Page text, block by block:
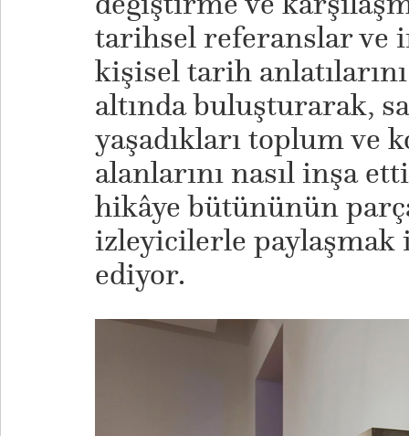
tarihsel referanslar ve
kişisel tarih
altında buluşturarak,
yaşadıkları toplum ve
alanlarını nasıl inşa
hikâye bütününün
izleyicilerle paylaşmak
ediyor.